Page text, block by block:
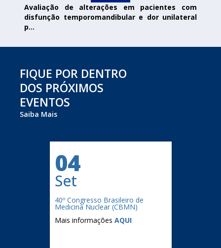
Avaliação de alterações em pacientes com
disfunção temporomandibular e dor unilateral
p...
FIQUE POR DENTRO
DOS PRÓXIMOS
EVENTOS
Saiba Mais
04
Set
40º Congresso Brasileiro de
Medicina Nuclear (CBMN)
Mais informações AQUI